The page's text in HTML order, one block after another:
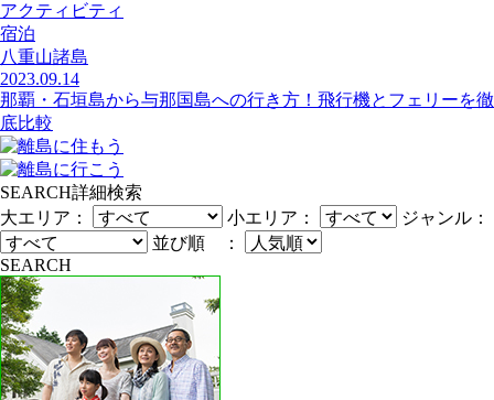
アクティビティ
宿泊
八重山諸島
2023.09.14
那覇・石垣島から与那国島への行き方！飛行機とフェリーを徹
底比較
SEARCH詳細検索
大エリア：
小エリア：
ジャンル：
並び順 ：
SEARCH